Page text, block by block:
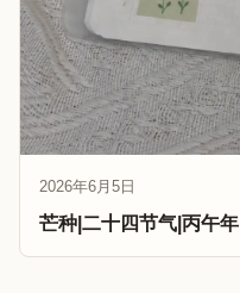
2026年6月5日
芒种|二十四节气|丙午年